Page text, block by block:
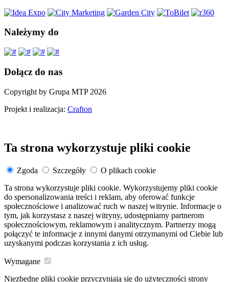
Należymy do
Dołącz do nas
Copyright by Grupa MTP 2026
Projekt i realizacja: Crafton
Ta strona wykorzystuje pliki cookie
Zgoda Szczegóły
O plikach cookie
Ta strona wykorzystuje pliki cookie. Wykorzystujemy pliki cookie
do spersonalizowania treści i reklam, aby oferować funkcje
społecznościowe i analizować ruch w naszej witrynie. Informacje o
tym, jak korzystasz z naszej witryny, udostępniamy partnerom
społecznościowym, reklamowym i analitycznym. Partnerzy mogą
połączyć te informacje z innymi danymi otrzymanymi od Ciebie lub
uzyskanymi podczas korzystania z ich usług.
Wymagane
Niezbędne pliki cookie przyczyniają się do użyteczności strony